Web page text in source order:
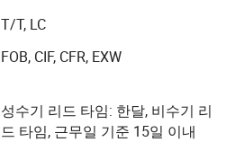
하는 대나무를 푸젠 Golden
에서 제조하고 원료로 선택하며
한 생산 기술을 통해 모든
도(1200kg/m3), 내구성 등급
및 미끄러짐 방지(R10)
T/T, LC
FOB, CIF, CFR, EXW
성수기 리드 타임: 한달, 비수기 리
드 타임, 근무일 기준 15일 이내